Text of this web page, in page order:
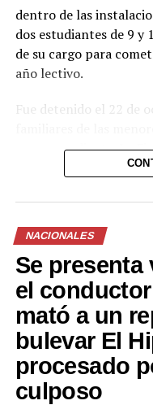
dentro de las
dos estudiantes de 9 y
de su cargo para
año lectivo.
Fue detenido el 22 de
correspondiente. La
presentó pruebas
responsabilidad penal.
El proceso se
identidad y la
busca enviar un
su posición de
Las autoridades
compromiso de
que afectan a la niñez
NACIONALES
Se
el
mató a un
bulevar El
procesado
culposo